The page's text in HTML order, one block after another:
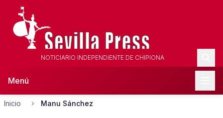
NOTICIARIO INDEPENDIENTE DE CHIPIONA
Menú
Inicio Manu Sánchez